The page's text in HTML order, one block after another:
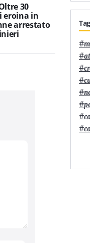
30
eroina in
arrestato
#
#
#
#
#
#
#
#